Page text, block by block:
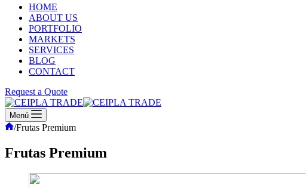
HOME
ABOUT US
PORTFOLIO
MARKETS
SERVICES
BLOG
CONTACT
Request a Quote
Menú
Inicio
/Frutas Premium
Frutas Premium